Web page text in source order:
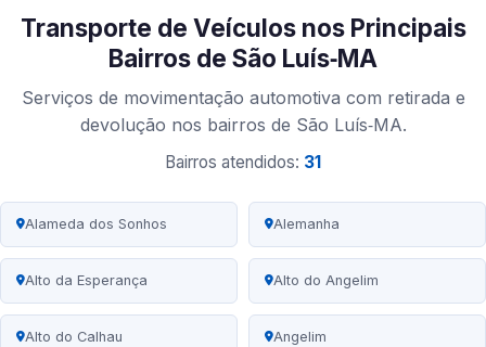
Transporte de Veículos nos Principais
Bairros de São Luís‑MA
Serviços de movimentação automotiva com retirada e
devolução nos bairros de São Luís‑MA.
Bairros atendidos: 31
Alameda dos Sonhos Alemanha
Alto da Esperança Alto do Angelim
Alto do Calhau Angelim